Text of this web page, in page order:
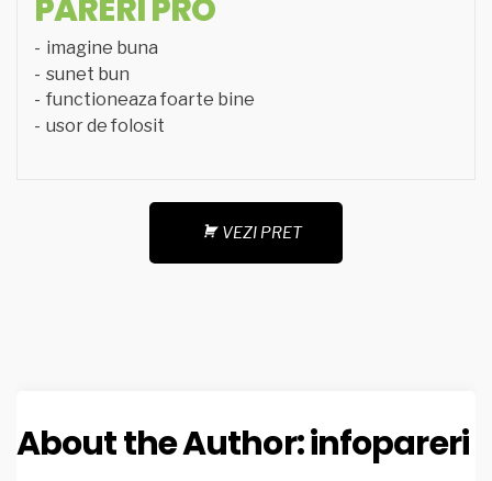
PARERI PRO
imagine buna
sunet bun
functioneaza foarte bine
usor de folosit
VEZI PRET
About the Author:infopareri